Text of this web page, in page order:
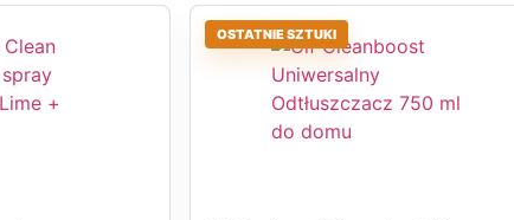
OSTATNIE SZTUKI